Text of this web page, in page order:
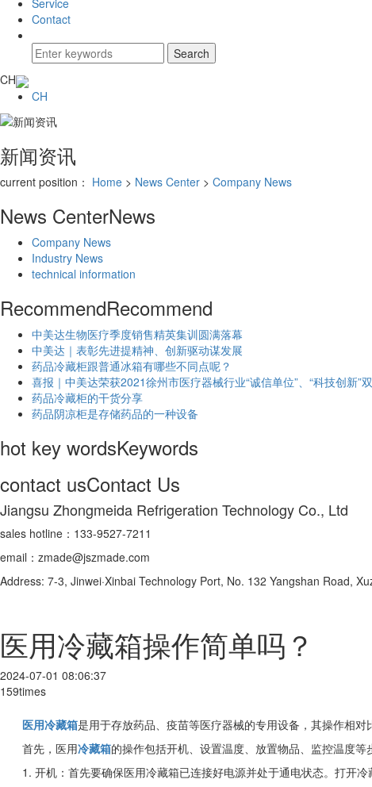
Service
Contact
CH
CH
新闻资讯
current position： Home > News Center > Company News
News CenterNews
Company News
Industry News
technical information
RecommendRecommend
中美达生物医疗季度销售精英集训圆满落幕
中美达｜表彰先进提精神、创新驱动谋发展
药品冷藏柜跟普通冰箱有哪些不同点呢？
喜报｜中美达荣获2021徐州市医疗器械行业“诚信单位”、“科技创新”
药品冷藏柜的干货分享
药品阴凉柜是存储药品的一种设备
hot key wordsKeywords
contact usContact Us
Jiangsu Zhongmeida Refrigeration Technology Co., Ltd
sales hotline：133-9527-7211
email：zmade@jszmade.com
Address: 7-3, Jinwei·Xinbai Technology Port, No. 132 Yangshan Road,
医用冷藏箱操作简单吗？
2024-07-01 08:06:37
159times
医用冷藏箱是用于存放药品、疫苗等医疗器械的专用设备，其操作相
首先，医用冷藏箱的操作包括开机、设置温度、放置物品、监控温度
1. 开机：首先要确保医用冷藏箱已连接好电源并处于通电状态。打开